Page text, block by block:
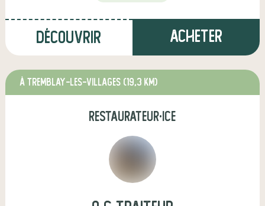
Découvrir Acheter
à TREMBLAY-LES-VILLAGES (19,3 km)
restaurateur·ice